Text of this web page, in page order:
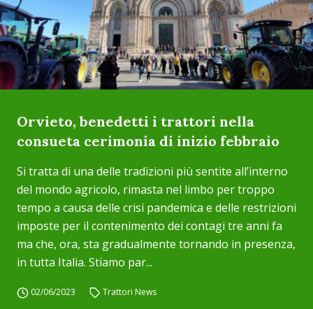
Orvieto, benedetti i trattori nella
consueta cerimonia di inizio febbraio
Si tratta di una delle tradizioni più sentite all’interno
del mondo agricolo, rimasta nel limbo per troppo
tempo a causa delle crisi pandemica e delle restrizioni
imposte per il contenimento dei contagi tre anni fa
ma che, ora, sta gradualmente tornando in presenza,
in tutta Italia. Stiamo par...
02/06/2023 Trattori News